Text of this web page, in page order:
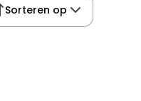
Sorteren op